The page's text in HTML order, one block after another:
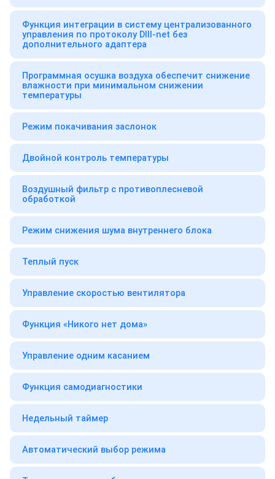
Функция интеграции в систему централизованного
управления по протоколу DIII-net без
дополнительного адаптера
Программная осушка воздуха обеспечит снижение
влажности при минимальном снижении
температуры
Режим покачивания заслонок
Двойной контроль температуры
Воздушный фильтр с противоплесневой
обработкой
Режим снижения шума внутреннего блока
Теплый пуск
Управление скоростью вентилятора
Функция «Никого нет дома»
Управление одним касанием
Функция самодиагностики
Недельный таймер
Автоматический выбор режима